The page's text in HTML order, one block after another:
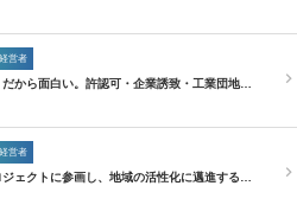
営者
から面白い。許認可・企業誘致・工業団地…
営者
ェクトに参画し、地域の活性化に邁進する…